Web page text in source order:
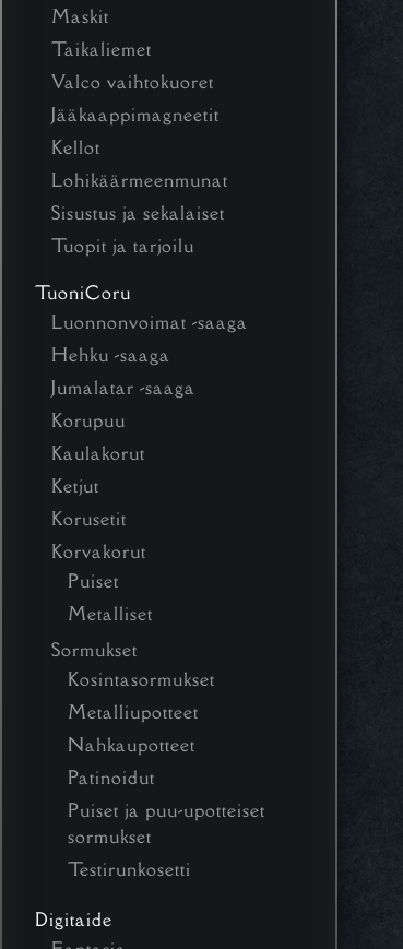
Maskit
Taikaliemet
Valco vaihtokuoret
Jääkaappimagneetit
Kellot
Lohikäärmeenmunat
Sisustus ja sekalaiset
Tuopit ja tarjoilu
TuoniCoru
Luonnonvoimat -saaga
Hehku -saaga
Jumalatar -saaga
Korupuu
Kaulakorut
Ketjut
Korusetit
Korvakorut
Puiset
Metalliset
Sormukset
Kosintasormukset
Metalliupotteet
Nahkaupotteet
Patinoidut
Puiset ja puu-upotteiset
sormukset
Testirunkosetti
Digitaide